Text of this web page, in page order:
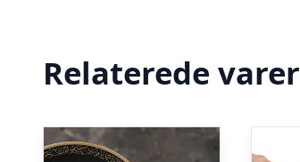
Relaterede varer